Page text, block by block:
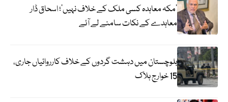
‘مکہ معاہدہ کسی ملک کے خلاف نہیں’؛ اسحاق ڈار
معاہدے کے نکات سامنے لے آئے
بلوچستان میں دہشت گردوں کے خلاف کارروائیاں جاری،
15 خوارج ہلاک